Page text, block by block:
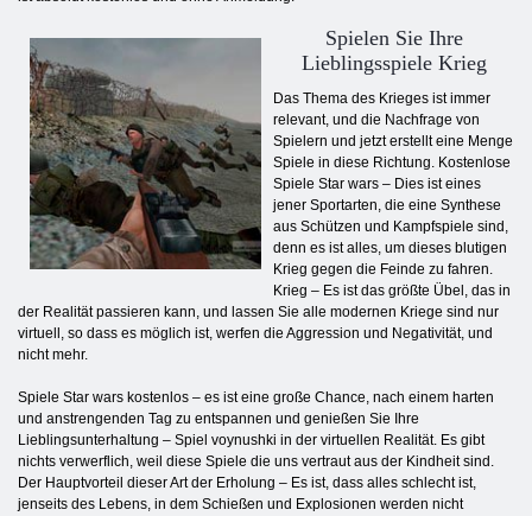
Spielen Sie Ihre
Lieblingsspiele Krieg
Das Thema des Krieges ist immer
relevant, und die Nachfrage von
Spielern und jetzt erstellt eine Menge
Spiele in diese Richtung. Kostenlose
Spiele Star wars – Dies ist eines
jener Sportarten, die eine Synthese
aus Schützen und Kampfspiele sind,
denn es ist alles, um dieses blutigen
Krieg gegen die Feinde zu fahren.
Krieg – Es ist das größte Übel, das in
der Realität passieren kann, und lassen Sie alle modernen Kriege sind nur
virtuell, so dass es möglich ist, werfen die Aggression und Negativität, und
nicht mehr.
Spiele Star wars kostenlos – es ist eine große Chance, nach einem harten
und anstrengenden Tag zu entspannen und genießen Sie Ihre
Lieblingsunterhaltung – Spiel voynushki in der virtuellen Realität. Es gibt
nichts verwerflich, weil diese Spiele die uns vertraut aus der Kindheit sind.
Der Hauptvorteil dieser Art der Erholung – Es ist, dass alles schlecht ist,
jenseits des Lebens, in dem Schießen und Explosionen werden nicht